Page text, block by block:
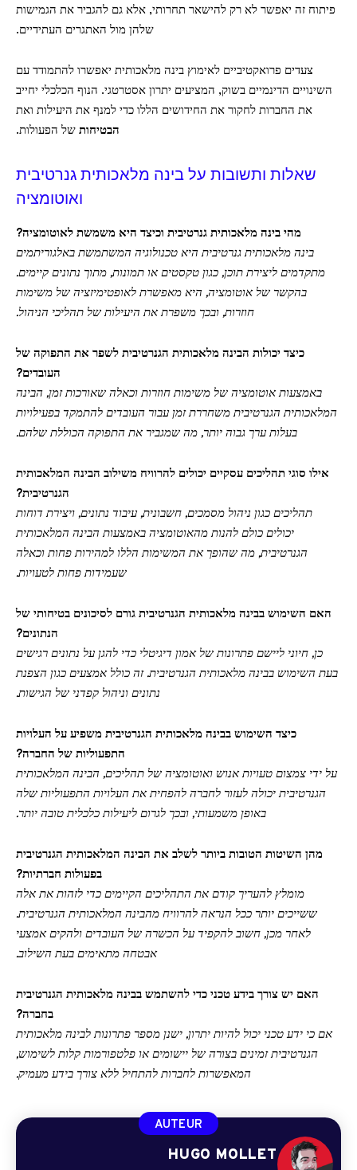
פיתוח זה יאפשר לא רק להישאר תחרותי, אלא גם להגביר את הגמישות
שלהן מול האתגרים העתידיים.
צעדים פרואקטיביים לאימוץ בינה מלאכותית יאפשרו להתמודד עם
השינויים הדינמיים בשוק, המציעים יתרון אסטרטגי. הנוף הכלכלי יחייב
את החברות לחקור את החידושים הללו כדי למנף את היעילות ואת
הבטיחות של הפעולות.
שאלות ותשובות על בינה מלאכותית גנרטיבית
ואוטומציה
מהי בינה מלאכותית גנרטיבית וכיצד היא משמשת לאוטומציה?
בינה מלאכותית גנרטיבית היא טכנולוגיה המשתמשת באלגוריתמים
מתקדמים ליצירת תוכן, כגון טקסטים או תמונות, מתוך נתונים קיימים.
בהקשר של אוטומציה, היא מאפשרת לאופטימיזציה של משימות
חוזרות, ובכך משפרת את היעילות של תהליכי הניהול.
כיצד יכולות הבינה מלאכותית הגנרטיבית לשפר את התפוקה של
העובדים?
באמצעות אוטומציה של משימות חוזרות וכאלה שאורכות זמן, הבינה
המלאכותית הגנרטיבית משחררת זמן עבור העובדים להתמקד בפעילויות
בעלות ערך גבוה יותר, מה שמגביר את התפוקה הכוללת שלהם.
אילו סוגי תהליכים עסקיים יכולים להרוויח משילוב הבינה המלאכותית
הגנרטיבית?
תהליכים כגון ניהול מסמכים, חשבונית, עיבוד נתונים, ויצירת דוחות
יכולים כולם להנות מהאוטומציה באמצעות הבינה המלאכותית
הגנרטיבית, מה שהופך את המשימות הללו למהירות פחות וכאלה
שעמידות פחות לטעויות.
האם השימוש בבינה מלאכותית הגנרטיבית גורם לסיכונים בטיחותי של
הנתונים?
כן, חיוני ליישם פתרונות של אמון דיגיטלי כדי להגן על נתונים רגישים
בעת השימוש בבינה מלאכותית הגנרטיבית. זה כולל אמצעים כגון הצפנת
נתונים וניהול קפדני של הגישות.
כיצד השימוש בבינה מלאכותית הגנרטיבית משפיע על העלויות
התפעוליות של החברה?
על ידי צמצום טעויות אנוש ואוטומציה של תהליכים, הבינה המלאכותית
הגנרטיבית יכולה לעזור לחברה להפחית את העלויות התפעוליות שלה
באופן משמעותי, ובכך לגרום ליעילות כלכלית טובה יותר.
מהן השיטות הטובות ביותר לשלב את הבינה המלאכותית הגנרטיבית
בפעולות חברתיות?
מומלץ להעריך קודם את התהליכים הקיימים כדי לזהות את אלה
ששייכים יותר ככל הנראה להרוויח מהבינה המלאכותית הגנרטיבית.
לאחר מכן, חשוב להקפיד על הכשרה של העובדים ולהקים אמצעי
אבטחה מתאימים בעת השילוב.
האם יש צורך בידע טכני כדי להשתמש בבינה מלאכותית הגנרטיבית
בחברה?
אם כי ידע טכני יכול להיות יתרון, ישנן מספר פתרונות לבינה מלאכותית
הגנרטיבית זמינים בצורה של יישומים או פלטפורמות קלות לשימוש,
המאפשרות לחברות להתחיל ללא צורך בידע מעמיק.
AUTEUR
HUGO MOLLET